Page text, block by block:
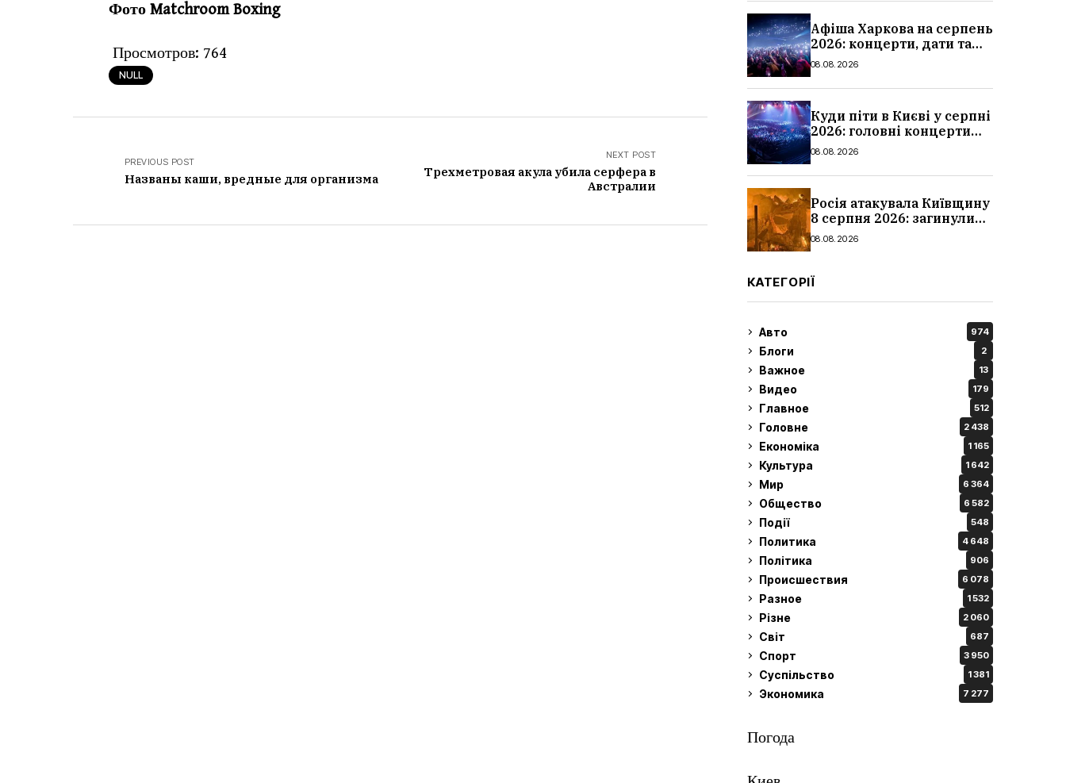
Фото Matchroom Boxing
Просмотров: 764
NULL
PREVIOUS POST
Названы каши, вредные для организма
NEXT POST
Трехметровая акула убила серфера в
Австралии
Афіша Харкова на серпень
2026: концерти, дати та
ціни квитків
08.08.2026
Куди піти в Києві у серпні
2026: головні концерти
місяця, дати, артисти та
08.08.2026
Росія атакувала Київщину
8 серпня 2026: загинули
троє людей, серед них
08.08.2026
КАТЕГОРІЇ
Авто 974
Блоги 2
Важное 13
Видео 179
Главное 512
Головне 2 438
Економіка 1 165
Культура 1 642
Мир 6 364
Общество 6 582
Події 548
Политика 4 648
Політика 906
Происшествия 6 078
Разное 1 532
Різне 2 060
Світ 687
Спорт 3 950
Суспільство 1 381
Экономика 7 277
Погода